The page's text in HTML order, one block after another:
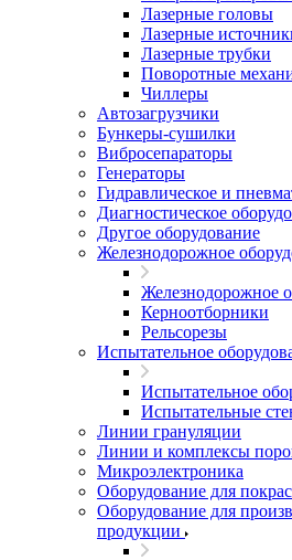
Лазерные головы
Лазерные
Лазерные трубки
Поворотные
Чиллеры
Автозагрузчики
Бункеры-сушилки
Вибросепараторы
Генераторы
Гидравлическое и
Диагностическое
Другое оборудование
Железнодорожное
Железнодорожное
Керноотборники
Рельсорезы
Испытательное
Испытательное
Испытательные
Линии грануляции
Линии и комплексы
Микроэлектроника
Оборудование для
Оборудование для
продукции